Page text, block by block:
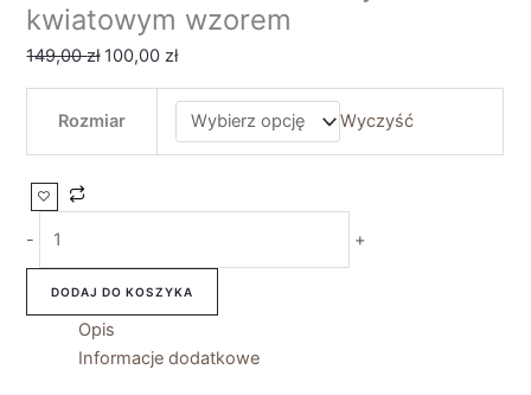
kwiatowym wzorem
149,00zł 100,00zł
Rozmiar Wyczyść
- +
DODAJ DO KOSZYKA
Opis
Informacje dodatkowe